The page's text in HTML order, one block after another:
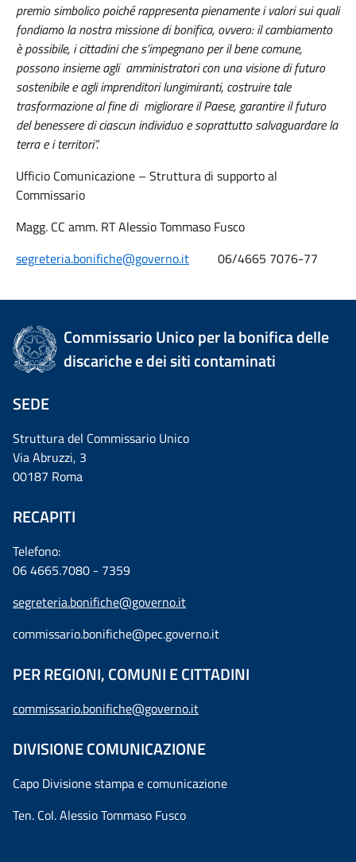
premio simbolico poiché rappresenta pienamente i valori sui quali
fondiamo la nostra missione di bonifica, ovvero: il cambiamento
è possibile, i cittadini che s’impegnano per il bene comune,
possono insieme agli amministratori con una visione di futuro
sostenibile e agli imprenditori lungimiranti, costruire tale
trasformazione al fine di migliorare il Paese, garantire il futuro
del benessere di ciascun individuo e soprattutto salvaguardare la
terra e i territori”.
Ufficio Comunicazione – Struttura di supporto al
Commissario
Magg. CC amm. RT Alessio Tommaso Fusco
segreteria.bonifiche@governo.it 06/4665 7076-77
Commissario Unico per la bonifica delle
discariche e dei siti contaminati
SEDE
Struttura del Commissario Unico
Via Abruzzi, 3
00187 Roma
RECAPITI
Telefono:
06 4665.7080 - 7359
segreteria.bonifiche@governo.it
commissario.bonifiche@pec.governo.it
PER REGIONI, COMUNI E CITTADINI
commissario.bonifiche@governo.it
DIVISIONE COMUNICAZIONE
Capo Divisione stampa e comunicazione
Ten. Col. Alessio Tommaso Fusco